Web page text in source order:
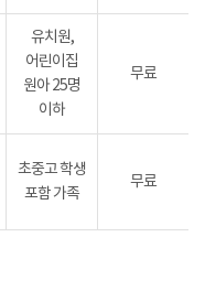
유치원,
어린이집
원아 25명
이하
무료
초중고 학생
포함 가족
무료